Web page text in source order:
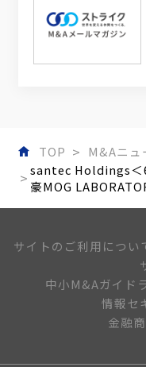
TOP
M&Aニュ
santec Holdings＜
豪MOG
サイトのご利用につい
中小M&Aガイド
情報セ
金融